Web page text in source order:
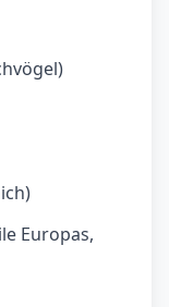
Europas,